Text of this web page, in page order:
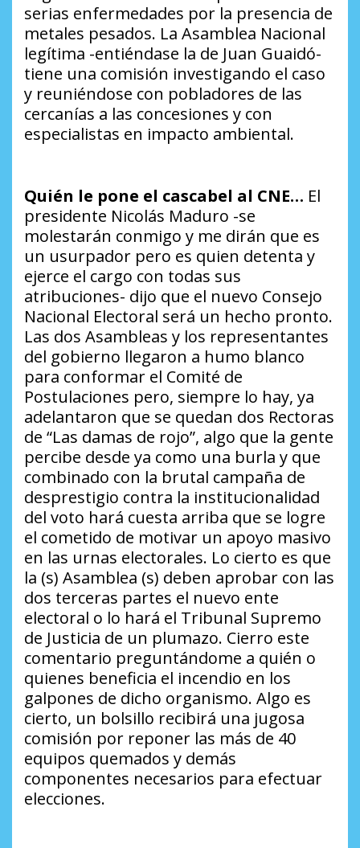
serias enfermedades por la presencia de
metales pesados. La Asamblea Nacional
legítima -entiéndase la de Juan Guaidó-
tiene una comisión investigando el caso
y reuniéndose con pobladores de las
cercanías a las concesiones y con
especialistas en impacto ambiental.
Quién le pone el cascabel al CNE… El
presidente Nicolás Maduro -se
molestarán conmigo y me dirán que es
un usurpador pero es quien detenta y
ejerce el cargo con todas sus
atribuciones- dijo que el nuevo Consejo
Nacional Electoral será un hecho pronto.
Las dos Asambleas y los representantes
del gobierno llegaron a humo blanco
para conformar el Comité de
Postulaciones pero, siempre lo hay, ya
adelantaron que se quedan dos Rectoras
de “Las damas de rojo”, algo que la gente
percibe desde ya como una burla y que
combinado con la brutal campaña de
desprestigio contra la institucionalidad
del voto hará cuesta arriba que se logre
el cometido de motivar un apoyo masivo
en las urnas electorales. Lo cierto es que
la (s) Asamblea (s) deben aprobar con las
dos terceras partes el nuevo ente
electoral o lo hará el Tribunal Supremo
de Justicia de un plumazo. Cierro este
comentario preguntándome a quién o
quienes beneficia el incendio en los
galpones de dicho organismo. Algo es
cierto, un bolsillo recibirá una jugosa
comisión por reponer las más de 40
equipos quemados y demás
componentes necesarios para efectuar
elecciones.